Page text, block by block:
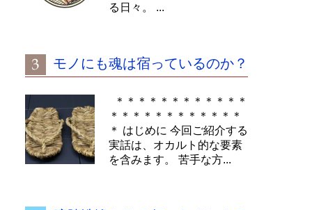
る日々。 ...
モノにも魂は宿っているのか？
＊＊＊＊＊＊＊＊＊＊＊＊
＊＊＊＊＊＊＊＊＊＊＊＊
＊ はじめに 今回ご紹介する
実話は、オカルト的な要素
を含みます。 苦手な方...